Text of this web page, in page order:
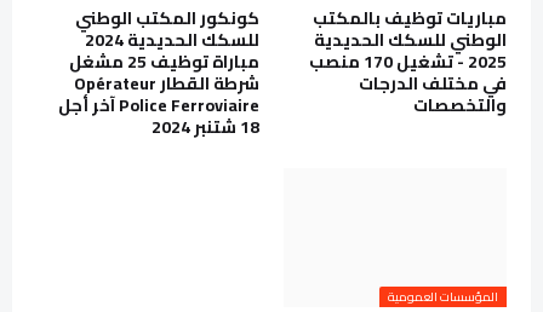
مباريات توظيف بالمكتب
الوطني للسكك الحديدية
2025 - تشغيل 170 منصب
في مختلف الدرجات
والتخصصات
كونكور المكتب الوطني
للسكك الحديدية 2024
مباراة توظيف 25 مشغل
شرطة القطار Opérateur
Police Ferroviaire آخر أجل
18 شتنبر 2024
المؤسسات العمومية